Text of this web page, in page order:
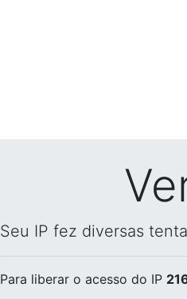
Seu IP fez diversas
Para liberar o acesso do IP